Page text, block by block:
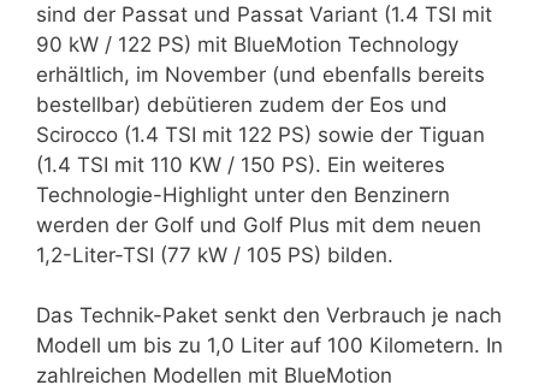
sind der Passat und Passat Variant (1.4 TSI mit
90 kW / 122 PS) mit BlueMotion Technology
erhältlich, im November (und ebenfalls bereits
bestellbar) debütieren zudem der Eos und
Scirocco (1.4 TSI mit 122 PS) sowie der Tiguan
(1.4 TSI mit 110 KW / 150 PS). Ein weiteres
Technologie-Highlight unter den Benzinern
werden der Golf und Golf Plus mit dem neuen
1,2-Liter-TSI (77 kW / 105 PS) bilden.
Das Technik-Paket senkt den Verbrauch je nach
Modell um bis zu 1,0 Liter auf 100 Kilometern. In
zahlreichen Modellen mit BlueMotion